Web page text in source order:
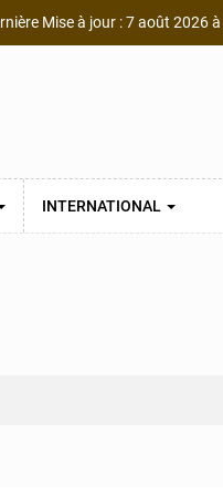
Mise à jour : 7 août 2026
INTERNATIONAL